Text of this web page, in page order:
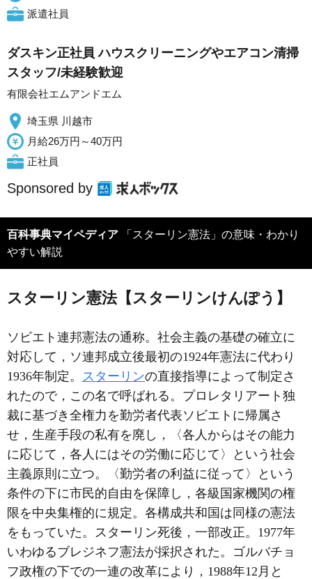
派遣社員
ダスキン正社員 ハウスクリーニングやエアコン清掃
スタッフ/未経験歓迎
有限会社エムアンドエム
埼玉県 川越市
月給26万円～40万円
正社員
Sponsored by
百科事典マイペディア 「スターリン憲法」の意味・わかり
やすい解説
スターリン憲法【スターリンけんぽう】
ソビエト連邦憲法の通称。社会主義の基礎の確立に
対応して，ソ連邦成立後最初の1924年憲法に代わり
1936年制定。
スターリンの直接指導によって制定さ
れたので，この名で呼ばれる。プロレタリアート独
裁に基づき全権力を勤労者代表ソビエトに帰属さ
せ，生産手段の私有を廃し，〈各人からはその能力
に応じて，各人にはその労働に応じて〉という社会
主義原則に立つ。〈勤労者の利益に従って〉という
条件の下に市民的自由を保障し，各級国家機関の権
限を中央集権的に規定。各構成共和国は同様の憲法
をもっていた。スターリン死後，一部改正。1977年
いわゆるブレジネフ憲法が採択された。ゴルバチョ
フ政権の下での一連の改革により，1988年12月と